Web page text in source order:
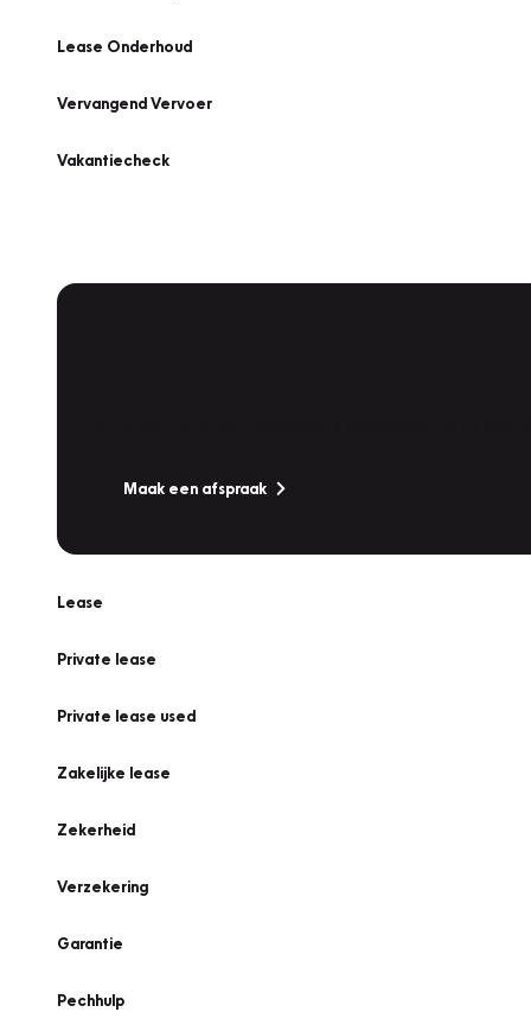
Lease Onderhoud
Vervangend Vervoer
Vakantiecheck
Maak een afspraak
Lease
Private lease
Private lease used
Zakelijke lease
Zekerheid
Verzekering
Garantie
Pechhulp